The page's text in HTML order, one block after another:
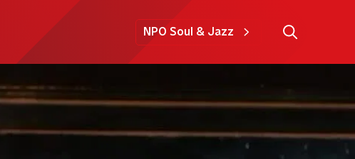
NPO Soul & Jazz